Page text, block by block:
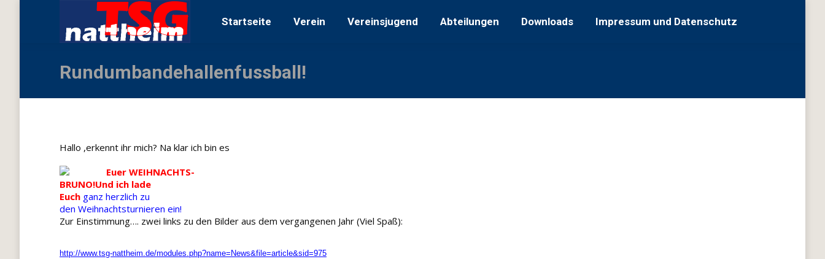
Startseite Verein Vereinsjugend Abteilungen Downloads Impressum und Datenschutz
Rundumbandehallenfussball!
Hallo ,erkennt ihr mich? Na klar ich bin es
Euer WEIHNACHTS-
BRUNO!Und ich lade
Euch ganz herzlich zu
den Weihnachtsturnieren ein!
Zur Einstimmung…. zwei links zu den Bilder aus dem vergangenen Jahr (Viel Spaß):
http://www.tsg-nattheim.de/modules.php?name=News&file=article&sid=975
Startseite Verein Vereinsjugend Abteilungen Downloads Impressum und Datenschutz